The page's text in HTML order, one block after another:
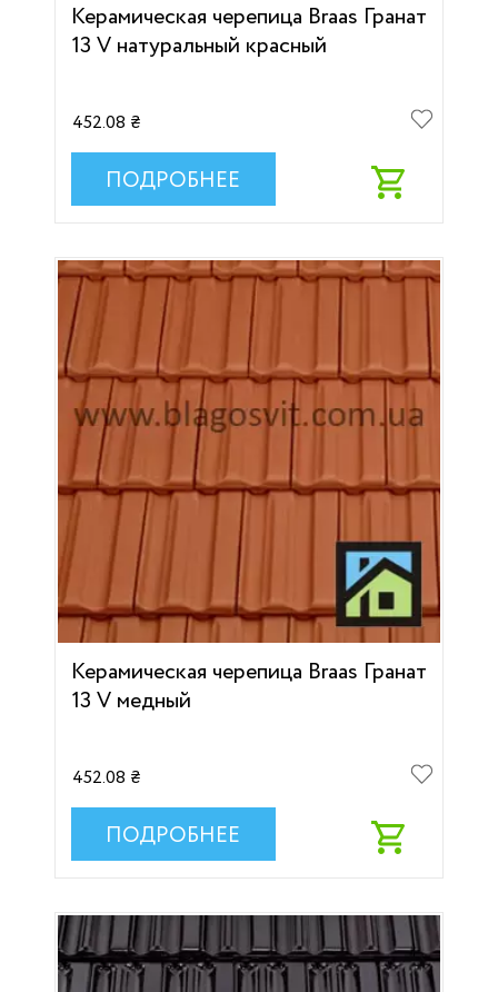
Керамическая черепица Braas Гранат
13 V натуральный красный
452.08 ₴
ПОДРОБНЕЕ
Керамическая черепица Braas Гранат
13 V медный
452.08 ₴
ПОДРОБНЕЕ